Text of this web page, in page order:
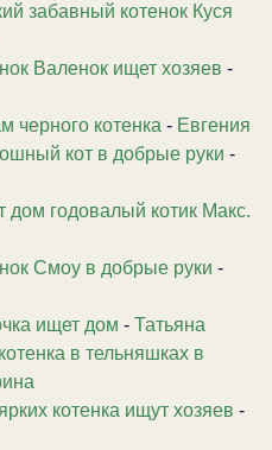
забавный котенок Куся
Валенок ищет хозяев -
черного котенка - Евгения
кот в добрые руки -
дом годовалый котик Макс.
Смоу в добрые руки -
ищет дом - Татьяна
в тельняшках в
котенка ищут хозяев -